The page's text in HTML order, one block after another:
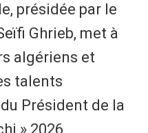
présidée par le
Ghrieb, met à
algériens et
talents
Président de la
» 2026.